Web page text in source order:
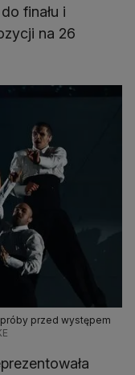
finału i
na 26
przed występem